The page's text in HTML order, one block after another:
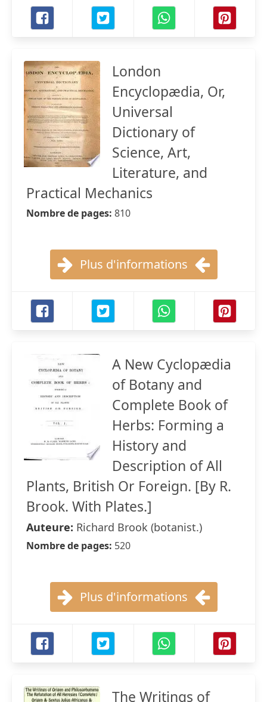
London
Encyclopædia, Or,
Universal
Dictionary of
Science, Art,
Literature, and
Practical Mechanics
Nombre de pages: 810
Plus d'informations
A New Cyclopædia
of Botany and
Complete Book of
Herbs: Forming a
History and
Description of All
Plants, British Or Foreign. [By R.
Brook. With Plates.]
Auteure: Richard Brook (botanist.)
Nombre de pages: 520
Plus d'informations
The Writings of